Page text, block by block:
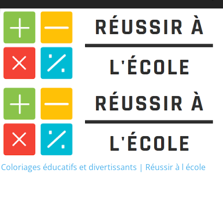
Coloriages éducatifs et divertissants | Réussir à l école
Coloriage Coloriage Blaze et les
Monster Machine : 30 images à
imprimer